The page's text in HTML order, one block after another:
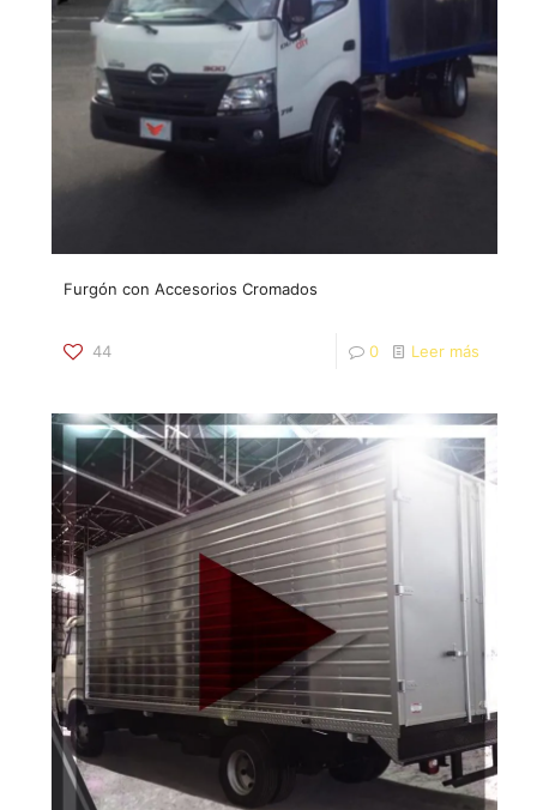
Furgón con Accesorios Cromados
44 0 Leer más